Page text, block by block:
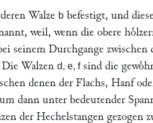
Walze b befestigt, und
weil, wenn die obere
seinem Durchgange zwischen
Walzen d, e, fsind die
denen der Flachs, Hanf
dann unter bedeutender
der Hechelstangen gezogen